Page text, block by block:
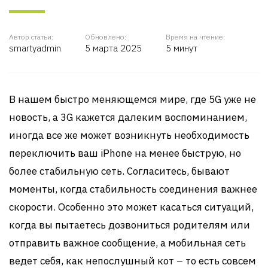
Автор статьи:
smartyadmin
Обновлено:
5 марта 2025
Время на чтение:
5 минут
В нашем быстро меняющемся мире, где 5G уже не
новость, а 3G кажется далеким воспоминанием,
иногда все же может возникнуть необходимость
переключить ваш iPhone на менее быструю, но
более стабильную сеть. Согласитесь, бывают
моменты, когда стабильность соединения важнее
скорости. Особенно это может касаться ситуаций,
когда вы пытаетесь дозвониться родителям или
отправить важное сообщение, а мобильная сеть
ведет себя, как непослушный кот – то есть совсем